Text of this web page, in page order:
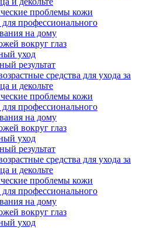
проблемы кожи
для профессионального
на дому
вокруг глаз
уход
результат
средства для ухода за
и декольте
проблемы кожи
для профессионального
на дому
вокруг глаз
уход
результат
средства для ухода за
и декольте
проблемы кожи
для профессионального
на дому
вокруг глаз
уход